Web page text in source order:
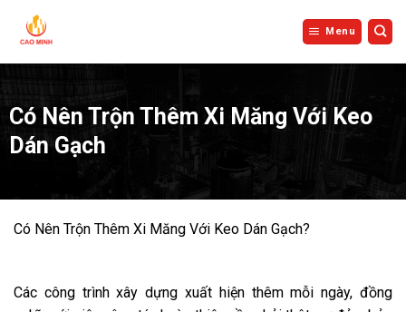
Menu
Có Nên Trộn Thêm Xi Măng Với Keo
Dán Gạch
Có Nên Trộn Thêm Xi Măng Với Keo Dán Gạch?
Các công trình xây dựng xuất hiện thêm mỗi ngày, đồng